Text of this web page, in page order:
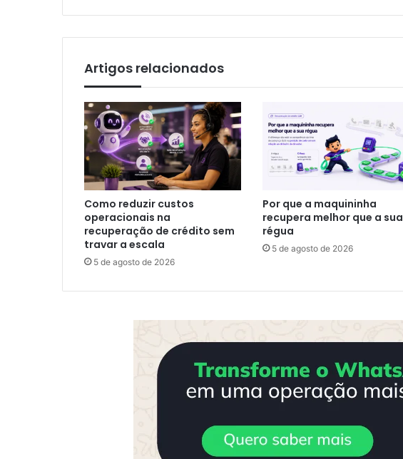
Artigos relacionados
Como reduzir custos
operacionais na
recuperação de crédito sem
travar a escala
5 de agosto de 2026
Por que a maquininha
recupera melhor que a sua
régua
5 de agosto de 2026